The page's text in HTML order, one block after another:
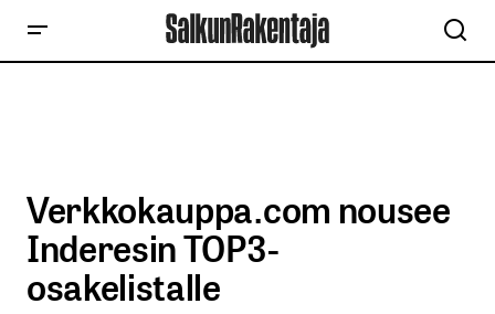
Verkkokauppa.com nousee
Inderesin TOP3-
osakelistalle